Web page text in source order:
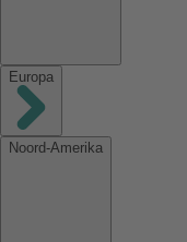
Europa
Noord-Amerika